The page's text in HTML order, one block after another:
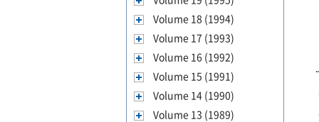
Volume 18 (1994)
Volume 17 (1993)
Volume 16 (1992)
Volume 15 (1991)
Volume 14 (1990)
Volume 13 (1989)